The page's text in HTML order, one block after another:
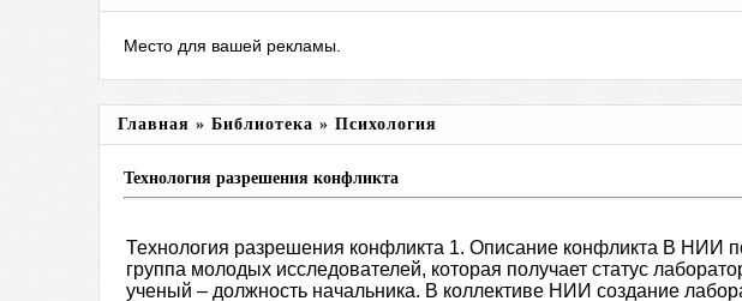
Место для вашей рекламы.
Главная » Библиотека » Психология
Технология разрешения конфликта
Технология разрешения конфликта 1. Описание конфликта В НИИ
группа молодых исследователей, которая получает статус
ученый – должность начальника. В коллективе НИИ создание